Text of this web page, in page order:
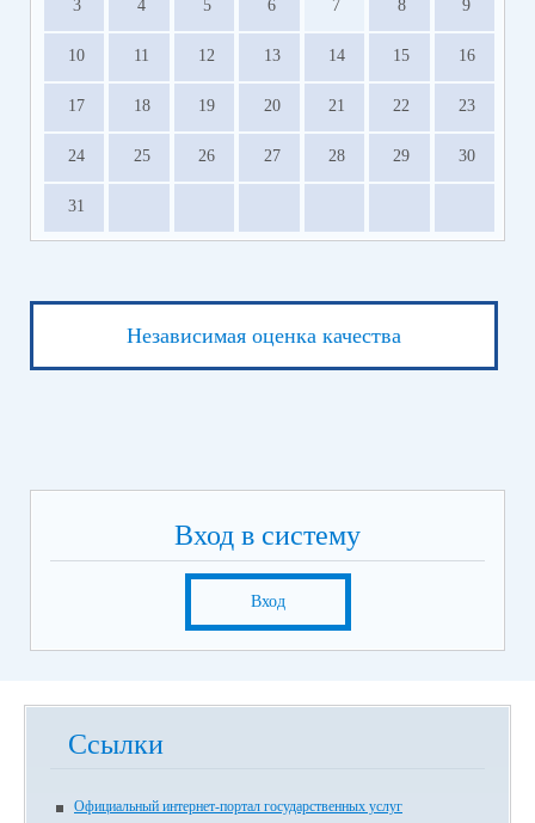
3 4 5 6 7 8 9
10 11 12 13 14 15 16
17 18 19 20 21 22 23
24 25 26 27 28 29 30
31
Независимая оценка качества
Вход в систему
Вход
Ссылки
Официальный интернет-портал государственных услуг